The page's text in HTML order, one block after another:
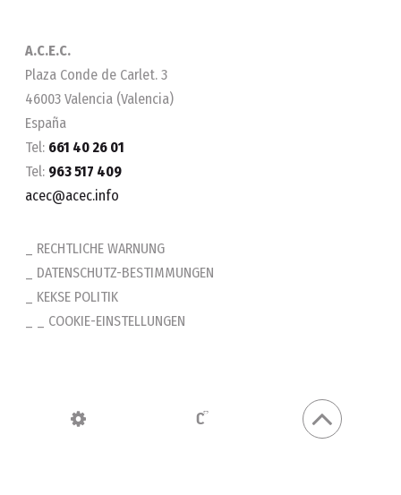
A.C.E.C.
Plaza Conde de Carlet. 3
46003 Valencia (Valencia)
España
Tel: 661 40 26 01
Tel: 963 517 409
acec@acec.info
RECHTLICHE WARNUNG
DATENSCHUTZ-BESTIMMUNGEN
KEKSE POLITIK
_ COOKIE-EINSTELLUNGEN